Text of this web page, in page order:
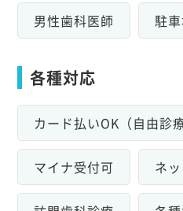
男性歯科医師 駐
各種対応
カード払いOK（自由診療
マイナ受付可 ネ